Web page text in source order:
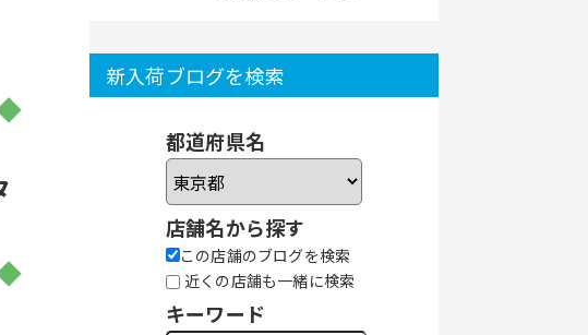
新入荷ブログを検索
都道府県名
店舗名から探す
この店舗のブログを検索
近くの店舗も一緒に検索
キーワード